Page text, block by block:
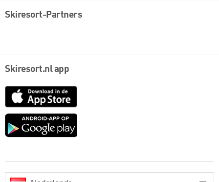
Skiresort-Partners
Skiresort.nl app
App
Google